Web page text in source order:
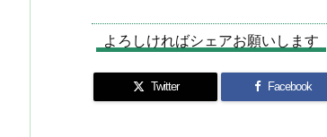
d
o
n
d
s
k
y
r
ar
d
よろしければシェアお願いします
Twitter Facebook